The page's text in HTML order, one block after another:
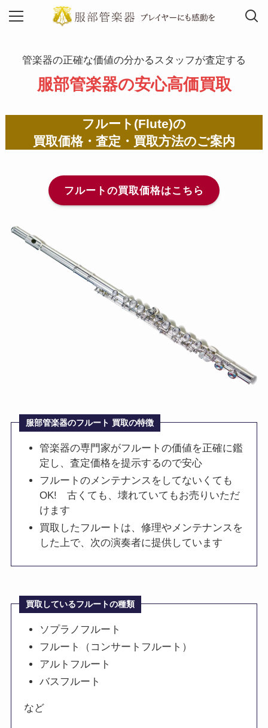
管楽器の正確な価値の分かるスタッフが査定する
服部管楽器の安心高価買取
フルート(Flute)の
買取価格・査定・買取方法のご案内
フルートの買取価格はこちら
服部管楽器のフルート 買取の特徴
管楽器の専門家がフルートの価値を正確に鑑
定し、査定価格を提示するので安心
フルートのメンテナンスをしてないくても
OK! 古くても、壊れていてもお売りいただ
けます
買取したフルートは、修理やメンテナンスを
した上で、次の演奏者に提供しています
買取しているフルートの種類
ソプラノフルート
フルート（コンサートフルート）
アルトフルート
バスフルート
など